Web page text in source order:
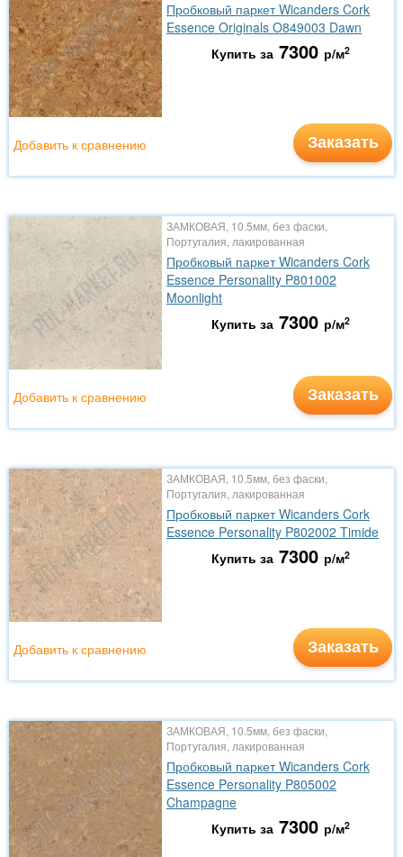
Пробковый паркет Wicanders Cork
Essence Originals O849003 Dawn
Купить за 7300 р/м2
Заказать
Добавить к сравнению
ЗАМКОВАЯ, 10.5мм, без фаски,
Португалия, лакированная
Пробковый паркет Wicanders Cork
Essence Personality P801002
Moonlight
Купить за 7300 р/м2
Заказать
Добавить к сравнению
ЗАМКОВАЯ, 10.5мм, без фаски,
Португалия, лакированная
Пробковый паркет Wicanders Cork
Essence Personality P802002 Timide
Купить за 7300 р/м2
Заказать
Добавить к сравнению
ЗАМКОВАЯ, 10.5мм, без фаски,
Португалия, лакированная
Пробковый паркет Wicanders Cork
Essence Personality P805002
Champagne
Купить за 7300 р/м2